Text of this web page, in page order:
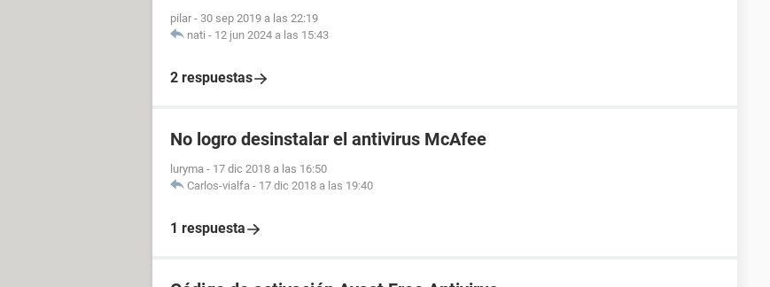
pilar - 30 sep 2019 a las 22:19
nati - 12 jun 2024 a las 15:43
2 respuestas
No logro desinstalar el antivirus McAfee
luryma - 17 dic 2018 a las 16:50
Carlos-vialfa - 17 dic 2018 a las 19:40
1 respuesta